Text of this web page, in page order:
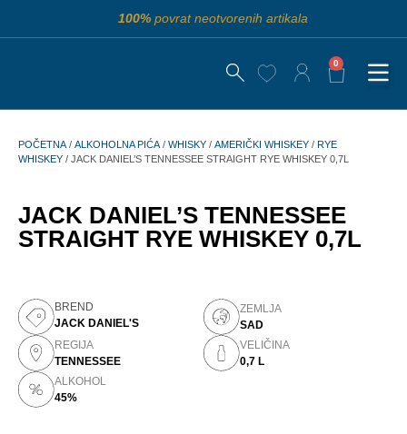
100%povrat neotvorenih artikala
0
POČETNA / ALKOHOLNA PIĆA / WHISKY / AMERIČKI WHISKEY / RYE
WHISKEY / JACK DANIEL’S TENNESSEE STRAIGHT RYE WHISKEY 0,7L
JACK DANIEL’S TENNESSEE
STRAIGHT RYE WHISKEY 0,7L
BREND
JACK DANIEL'S
ZEMLJA
SAD
REGIJA
TENNESSEE
VELIČINA
0,7 L
ALKOHOL
45%